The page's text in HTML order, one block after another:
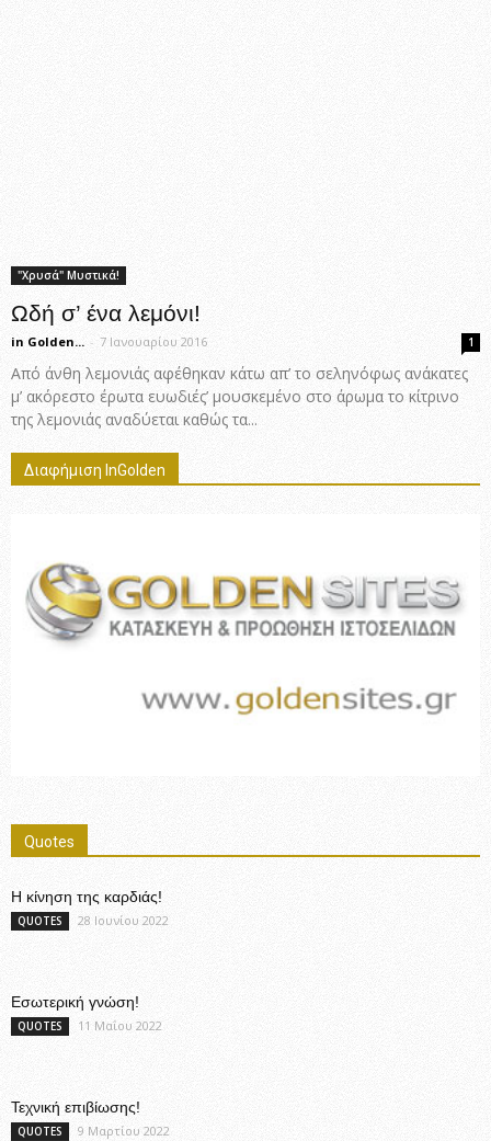
"Χρυσά" Μυστικά!
Ωδή σ’ ένα λεμόνι!
in Golden... - 7 Ιανουαρίου 2016 1
Από άνθη λεμονιάς αφέθηκαν κάτω απ’ το σεληνόφως ανάκατες
μ’ ακόρεστο έρωτα ευωδιές’ μουσκεμένο στο άρωμα το κίτρινο
της λεμονιάς αναδύεται καθώς τα...
Διαφήμιση InGolden
Quotes
Η κίνηση της καρδιάς!
QUOTES 28 Ιουνίου 2022
Εσωτερική γνώση!
QUOTES 11 Μαΐου 2022
Τεχνική επιβίωσης!
QUOTES 9 Μαρτίου 2022